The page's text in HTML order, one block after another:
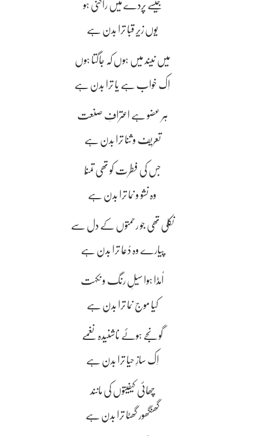
جیسے پردے میں راگنی ہو
یوں زیرِ قبا ترا بدن ہے
میں نیند میں ہوں کہ جاگتا ہوں
اِک خواب ہے یا ترا بدن ہے
ہر عضو ہے اعترافِ صنعت
تعریف و ثنا ترا بدن ہے
جس کی فطرت کو تھی تمنّا
وہ نشو و نما ترا بدن ہے
نکلی تھی جو رحمتوں کے دل سے
پیارے وہ دُعا ترا بدن ہے
اُمڈا ہوا سیلِ رنگ و نکہت
کیا موج نما ترا بدن ہے
گونجے ہوئے ناشنیدہ نغمے
اِک سازِ حیا ترا بدن ہے
چھائی کیفیتوں کی مانند
گھنگھور گھٹا ترا بدن ہے